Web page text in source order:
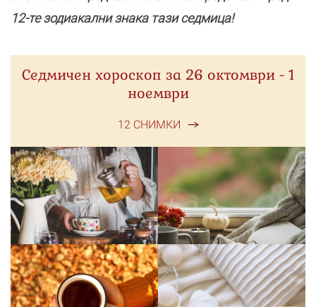
12-те зодиакални знака тази седмица!
Седмичен хороскоп за 26 октомври - 1
ноември
12 СНИМКИ